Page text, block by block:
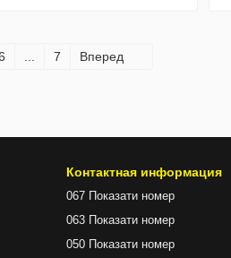
7 Вперед
Контактная информация
067 Показати номер
063 Показати номер
050 Показати номер